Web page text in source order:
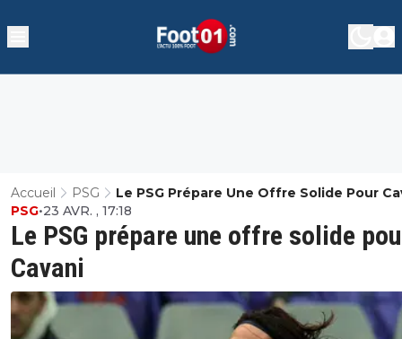
Accueil PSG Le PSG Prépare Une Offre Solide Pour
Le PSG prépare une offre solide
Cavani
PSG•23 AVR. , 17:18